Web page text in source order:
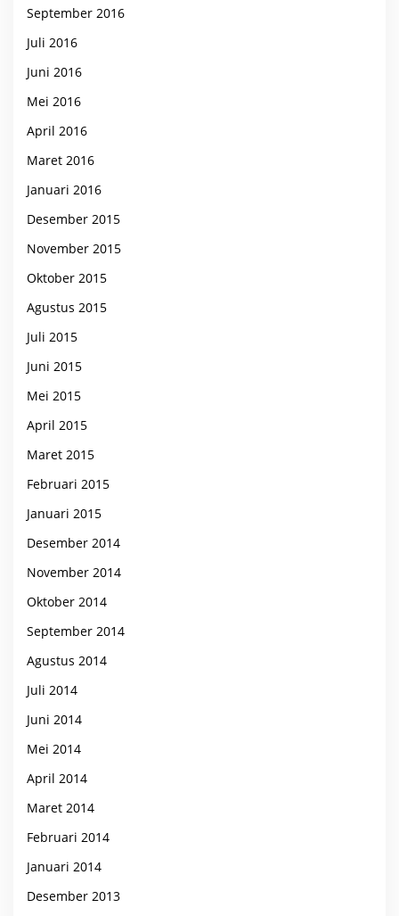
September 2016
Juli 2016
Juni 2016
Mei 2016
April 2016
Maret 2016
Januari 2016
Desember 2015
November 2015
Oktober 2015
Agustus 2015
Juli 2015
Juni 2015
Mei 2015
April 2015
Maret 2015
Februari 2015
Januari 2015
Desember 2014
November 2014
Oktober 2014
September 2014
Agustus 2014
Juli 2014
Juni 2014
Mei 2014
April 2014
Maret 2014
Februari 2014
Januari 2014
Desember 2013